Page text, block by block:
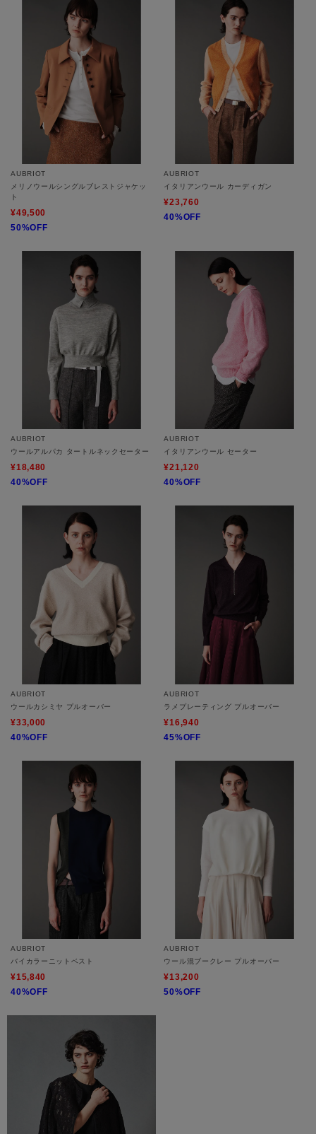
AUBRIOT
メリノウールシングルブレストジャケッ
ト
¥49,500
50%OFF
AUBRIOT
イタリアンウール カーディガン
¥23,760
40%OFF
AUBRIOT
ウールアルパカ タートルネックセーター
¥18,480
40%OFF
AUBRIOT
イタリアンウール セーター
¥21,120
40%OFF
AUBRIOT
ウールカシミヤ プルオーバー
¥33,000
40%OFF
AUBRIOT
ラメプレーティング プルオーバー
¥16,940
45%OFF
AUBRIOT
バイカラーニットベスト
¥15,840
40%OFF
AUBRIOT
ウール混ブークレー プルオーバー
¥13,200
50%OFF